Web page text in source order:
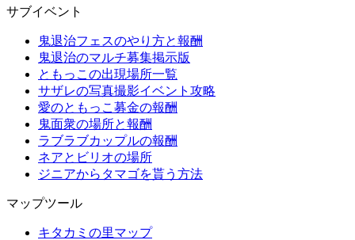
サブイベント
鬼退治フェスのやり方と報酬
鬼退治のマルチ募集掲示版
ともっこの出現場所一覧
サザレの写真撮影イベント攻略
愛のともっこ募金の報酬
鬼面衆の場所と報酬
ラブラブカップルの報酬
ネアとビリオの場所
ジニアからタマゴを貰う方法
マップツール
キタカミの里マップ